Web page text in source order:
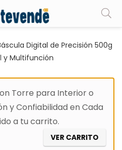
Digital de Precisión 500g
y Multifunción
Torre para Interior o
y Confiabilidad en Cada
a tu carrito.
VER CARRITO